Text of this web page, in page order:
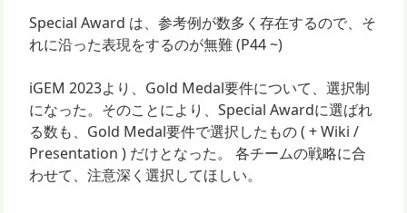
Special Award は、参考例が数多く存在するので、そ
れに沿った表現をするのが無難 (P44 ~)
iGEM 2023より、Gold Medal要件について、選択制
になった。そのことにより、Special Awardに選ばれ
る数も、Gold Medal要件で選択したもの ( + Wiki /
Presentation ) だけとなった。 各チームの戦略に合
わせて、注意深く選択してほしい。